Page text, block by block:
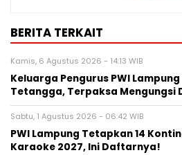
BERITA TERKAIT
Kamis, 6 Agustus 2026 - 14:13 WIB
Keluarga Pengurus PWI
Tetangga, Terpaksa Mengungsi
Sabtu, 1 Agustus 2026 - 06:42 WIB
PWI Lampung Tetapkan 14
Karaoke 2027, Ini Daftarnya!